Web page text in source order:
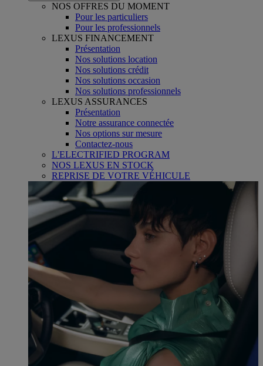
NOS OFFRES DU MOMENT
Pour les particuliers
Pour les professionnels
LEXUS FINANCEMENT
Présentation
Nos solutions location
Nos solutions crédit
Nos solutions occasion
Nos solutions professionnels
LEXUS ASSURANCES
Présentation
Notre assurance connectée
Nos options sur mesure
Contactez-nous
L'ELECTRIFIED PROGRAM
NOS LEXUS EN STOCK
REPRISE DE VOTRE VÉHICULE